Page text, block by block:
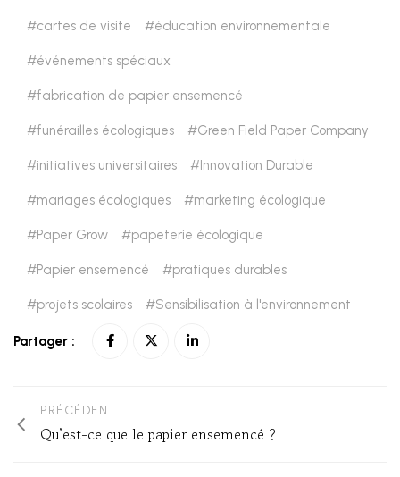
cartes de visite éducation environnementale
événements spéciaux
fabrication de papier ensemencé
funérailles écologiques Green Field Paper Company
initiatives universitaires Innovation Durable
mariages écologiques marketing écologique
Paper Grow papeterie écologique
Papier ensemencé pratiques durables
projets scolaires Sensibilisation à l'environnement
Partager :
PRÉCÉDENT
Qu’est-ce que le papier ensemencé ?